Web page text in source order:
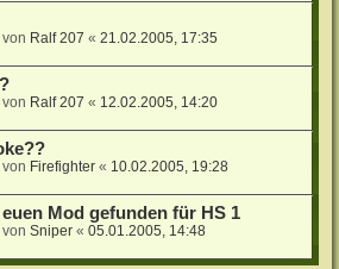
Ralf 207 «21.02.2005, 17:35
Ralf 207 « 12.02.2005, 14:20
Firefighter « 10.02.2005, 19:28
euen Mod gefunden für HS 1
vonSniper «05.01.2005, 14:48